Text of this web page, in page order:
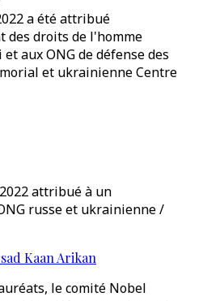
a été attribué
droits de l'homme
aux ONG de défense des
et ukrainienne Centre
attribué à un
russe et ukrainienne /
Kaan Arikan
le comité Nobel